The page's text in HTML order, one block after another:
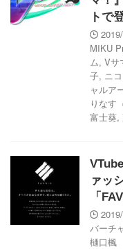
トで
MIKU
ム, Vサ
子, ニ
ャルア
りなす
富士葵,
ァッ
「
バーチ
樋口楓